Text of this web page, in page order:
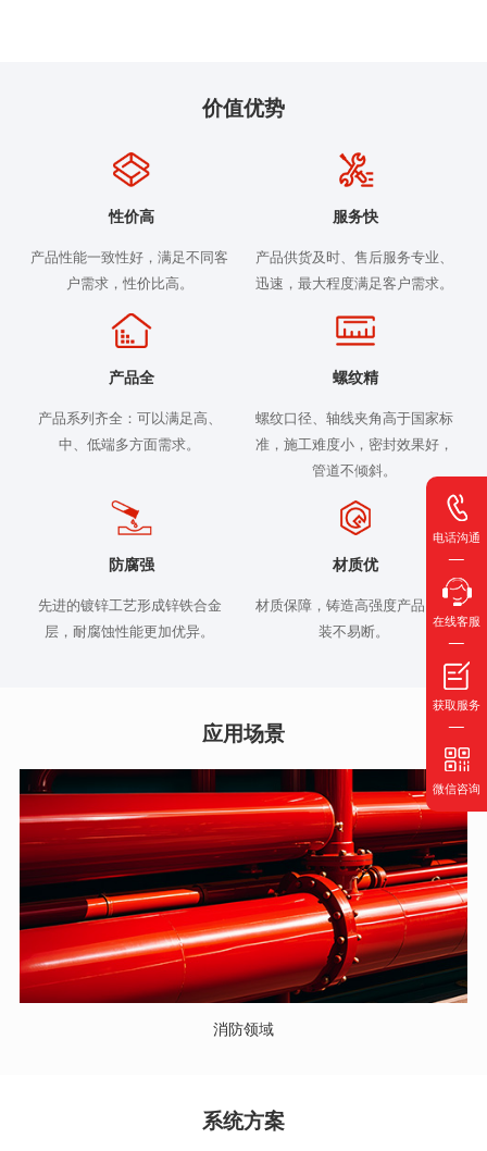
价值优势
性价高
产品性能一致性好，满足不同客
户需求，性价比高。
服务快
产品供货及时、售后服务专业、
迅速，最大程度满足客户需求。
产品全
产品系列齐全：可以满足高、
中、低端多方面需求。
螺纹精
螺纹口径、轴线夹角高于国家标
准，施工难度小，密封效果好，
管道不倾斜。
防腐强
先进的镀锌工艺形成锌铁合金
层，耐腐蚀性能更加优异。
材质优
材质保障，铸造高强度产品，安
装不易断。
应用场景
消防领域
系统方案
电话沟通
在线客服
获取服务
微信咨询